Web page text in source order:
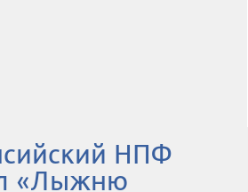
НПФ
«Лыжню